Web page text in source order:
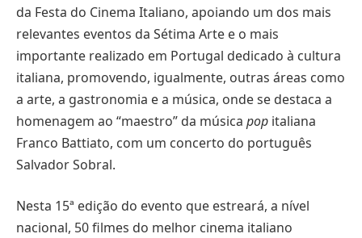
da Festa do Cinema Italiano, apoiando um dos mais
relevantes eventos da Sétima Arte e o mais
importante realizado em Portugal dedicado à cultura
italiana, promovendo, igualmente, outras áreas como
a arte, a gastronomia e a música, onde se destaca a
homenagem ao “maestro” da música pop italiana
Franco Battiato, com um concerto do português
Salvador Sobral.
Nesta 15ª edição do evento que estreará, a nível
nacional, 50 filmes do melhor cinema italiano